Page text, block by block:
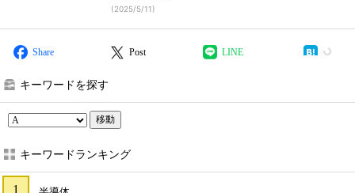
(2025/5/11)
Share Post LINE
キーワードを探す
移動
キーワードランキング